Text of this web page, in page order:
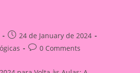
Post
published:
24 de January de 2024
Post0 Comments